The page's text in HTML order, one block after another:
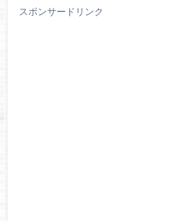
スポンサードリンク